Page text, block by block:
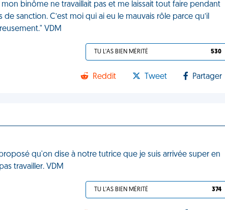
binôme ne travaillait pas et me laissait tout faire pendant
sanction. C’est moi qui ai eu le mauvais rôle parce qu’il
VDM
TU L'AS BIEN MÉRITÉ 530
Reddit Tweet Partager
qu'on dise à notre tutrice que je suis arrivée super en
travailler. VDM
TU L'AS BIEN MÉRITÉ 374